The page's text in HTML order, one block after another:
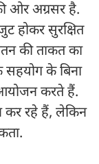
ओर अग्रसर है.
होकर सुरक्षित
की ताकत का
सहयोग के बिना
करते हैं.
रहे हैं, लेकिन